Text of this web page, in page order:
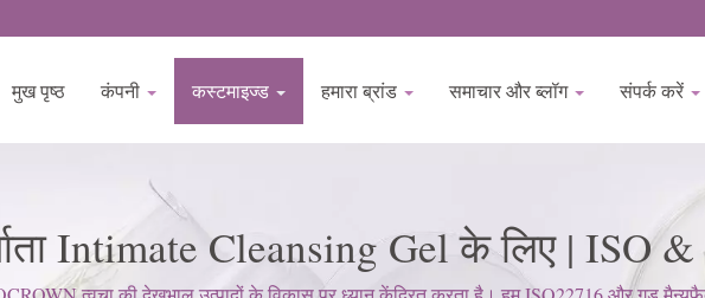
मुख पृष्ठ कंपनी कस्टमाइज्ड हमारा ब्रांड समाचार और ब्लॉग संपर्क करें
Intimate Cleansing Gel के लिए | ISO